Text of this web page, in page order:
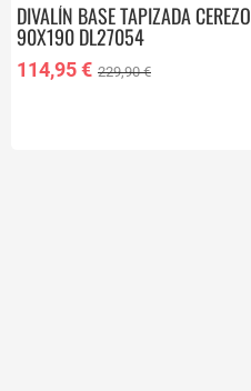
DIVALÍN BASE TAPIZADA CEREZO
90X190 DL27054
114,95 € 229,90 €